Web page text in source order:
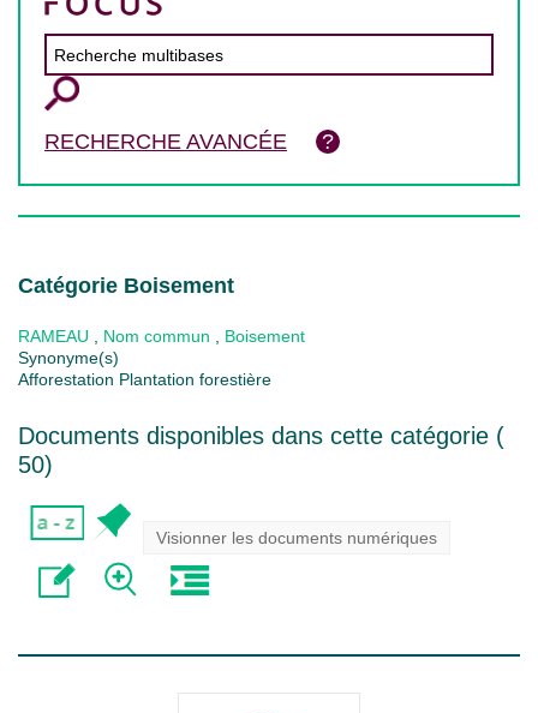
RECHERCHE AVANCÉE
Catégorie Boisement
RAMEAU Nom commun
Boisement
Synonyme(s)
Afforestation Plantation forestière
Documents disponibles dans cette catégorie (
50)
Visionner les documents numériques